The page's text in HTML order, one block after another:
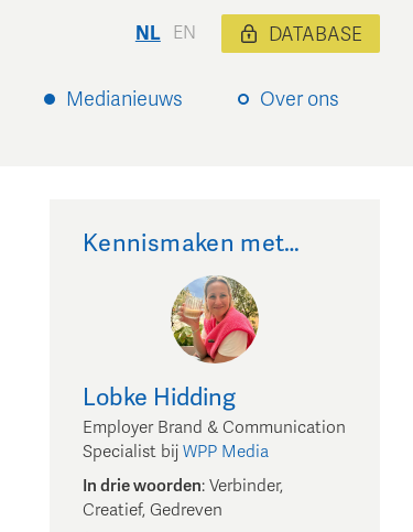
Medianieuws Over ons
NL EN DATABASE
Kennismaken met…
Lobke Hidding
Employer Brand & Communication
Specialist bij WPP Media
In drie woorden: Verbinder,
Creatief, Gedreven